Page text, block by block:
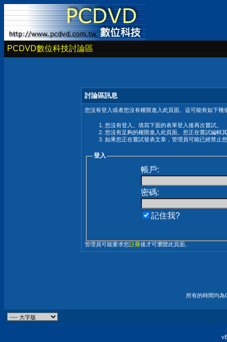
PCDVD數位科技討論區
討論區訊息
您沒有登入或者您沒有權限進入此頁面。這可能有如下幾
您沒有登入。填寫下面的表單登入後再次嘗試。
您沒有足夠的權限進入此頁面。您正在嘗試編輯
如果您正在嘗試發表文章，管理員可能已經禁止
登入
帳戶:
密碼:
記住我?
管理員可能要求您註冊後才可瀏覽此頁面。
所有的時間均為